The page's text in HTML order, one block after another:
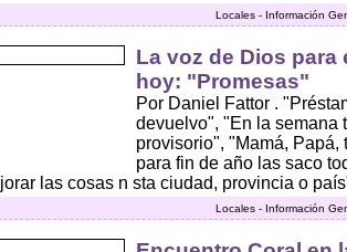
Locales - Información
La voz de Dios para
hoy: "Promesas"
Por Daniel Fattor .
devuelvo", "En la semana
provisorio", "Mamá,
para fin de año las saco
las cosas n sta ciudad, provincia o
Locales - Información